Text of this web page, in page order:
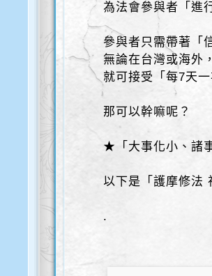
為法會參與者「進
參與者只需帶著「
無論在台灣或海外
就可接受「每7天
那可以幹嘛呢？
★「大事化小、諸
以下是「護摩修法
.